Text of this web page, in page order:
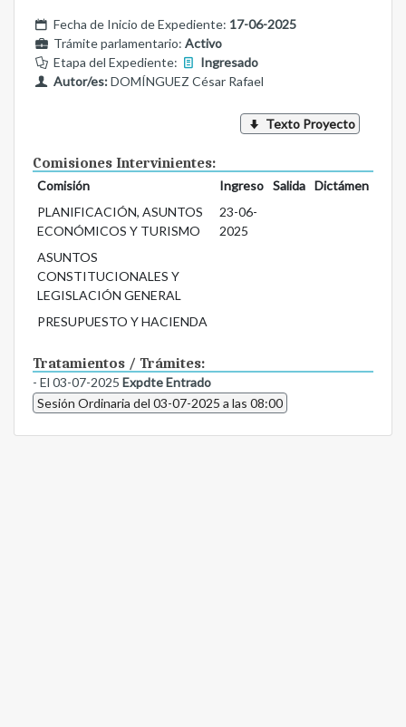
Fecha de Inicio de Expediente: 17-06-2025
Trámite parlamentario: Activo
Etapa del Expediente:
Ingresado
Autor/es:DOMÍNGUEZ César Rafael
Texto Proyecto
Comisiones Intervinientes:
Comisión Ingreso Salida
Dictámen
PLANIFICACIÓN, ASUNTOS
ECONÓMICOS Y TURISMO
23-06-
2025
ASUNTOS
CONSTITUCIONALES Y
LEGISLACIÓN GENERAL
PRESUPUESTO Y HACIENDA
Tratamientos / Trámites:
- El 03-07-2025 Expdte Entrado
Sesión Ordinaria del 03-07-2025 a las 08:00